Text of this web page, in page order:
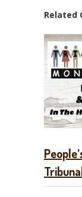
Related